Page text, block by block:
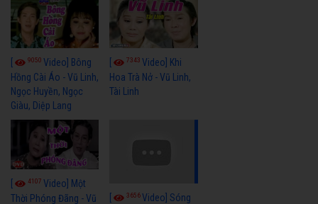
9050 Video] Bông
Hồng Cài Áo - Vũ Linh,
Ngọc Huyền, Ngọc
Giàu, Diệp Lang
7343Video] Khi
Hoa Trà Nở - Vũ Linh,
Tài Linh
4107 Video] Một
Thời Phóng Đãng - Vũ
3656Video] Sóng